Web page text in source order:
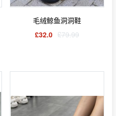
毛绒鲸鱼洞洞鞋
£32.0 £79.99